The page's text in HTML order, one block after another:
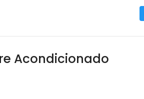
Acondicionado